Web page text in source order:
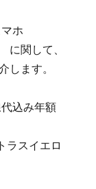
マホ
関して、
します。
込み年額
ラスイエロ